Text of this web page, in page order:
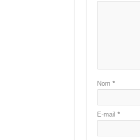
Nom *
E-mail *